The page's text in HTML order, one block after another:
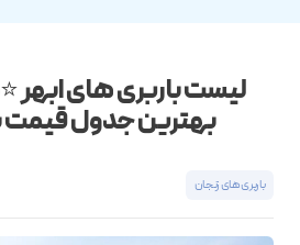
بهترین جدول قیمت
باربری های زنجان